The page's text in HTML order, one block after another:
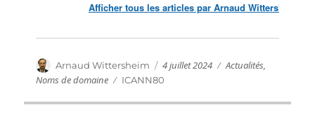
Afficher tous les articles par Arnaud Wittersheim
Auteur
Arnaud Wittersheim Publié
le
4 juillet 2024 Catégories
Actualités
Noms de domaine
Étiquettes
ICANN80